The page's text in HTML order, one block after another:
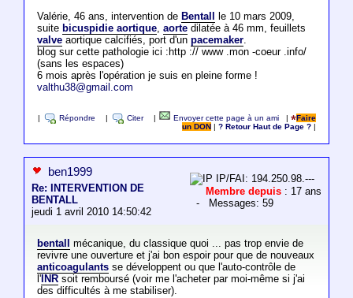
Valérie, 46 ans, intervention de Bentall
le 10 mars 2009,
suite bicuspidie aortique, aortedilatée à 46 mm, feuillets
valveaortique calcifiés, port d'un pacemaker.
blog sur cette pathologie ici :http :// www .mon -coeur .info/
(sans les espaces)
6 mois après l'opération je suis en pleine forme !
valthu38@gmail.com
Répondre Citer Envoyer cette page à un ami |
Faire
un DON
|? Retour Haut de Page ?
ben1999
Re: INTERVENTION DE
BENTALL
jeudi 1 avril 2010 14:50:42
IP/FAI: 194.250.98.---
Membre depuis : 17 ans
- Messages: 59
bentall
mécanique, du classique quoi ... pas trop envie de
revivre une ouverture et j'ai bon espoir pour que de nouveaux
anticoagulantsse développent ou que l'auto-contrôle de
l'INRsoit remboursé (voir me l'acheter par moi-même si j'ai
des difficultés à me stabiliser).